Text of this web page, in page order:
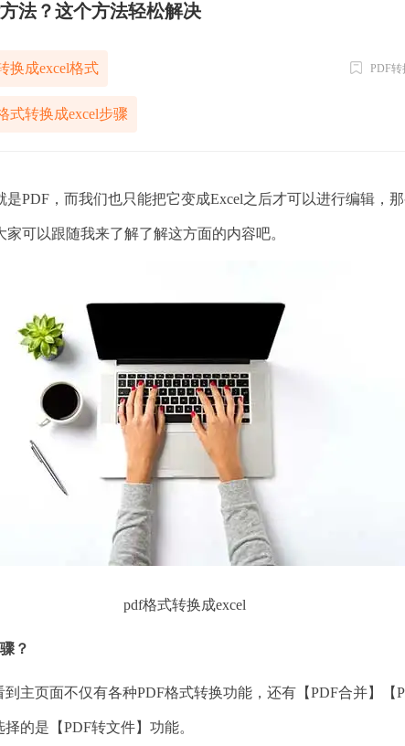
法？这个方法轻松解决
换成excel格式
式转换成excel步骤
PDF转
，而我们也只能把它变成Excel之后才可以进行编辑，那
可以跟随我来了解了解这方面的内容吧。
pdf格式转换成excel
？
页面不仅有各种PDF格式转换功能，还有【PDF合并】【
的是【PDF转文件】功能。